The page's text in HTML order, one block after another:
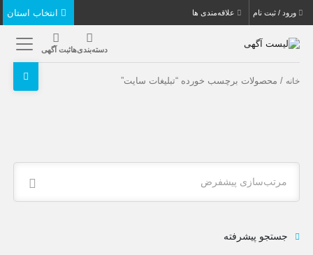
ورود / ثبت نام علاقه‌مندی ها
دسته‌بندی‌هاثبت آگهی
خانه / محصولات برچسب خورده “تبلیغات سایت”
مرتب‌سازی پیشفرض
جستجو پیشرفته